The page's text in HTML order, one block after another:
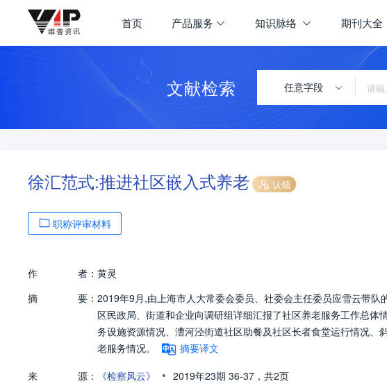
首页 产品服务 知识脉络 期刊大全
文献检索 任意字段
徐汇范式:推进社区嵌入式养老 认领
职称评审材料
作 者： 黄灵
摘
要： 2019年9月,由上海市人大常委会委员、社委会主任委员应雪云带
区民政局、街道和企业向调研组详细汇报了社区养老服务工作总
务设施资源情况、漕河泾街道社区助餐及社区长者食堂运行情况
老服务情况。
摘要译文
来
源： 《检察风云》 • 2019年23期 36-37， 共2页